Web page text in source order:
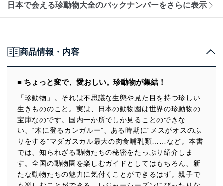
日本で会える珍動物大全のバックナンバーをさらに表示
商品情報・内容
■ ちょっと変で、愛おしい。珍動物が集結！
「珍動物」。それは不思議な生態や見た目を持つ珍しい
生きもののこと。実は、日本の動物園は世界の珍動物の
宝庫なのです。国内一か所でしか見ることのできな
い、“木に登るカンガルー”、ある時期に“メスがオスのふ
りをする”マダガスカル最大の肉食哺乳類……など。本書
では、知られざる動物たちの秘密をたっぷり紹介しま
す。全国の動物園を楽しむガイドとしてはもちろん、新
たな動物たちの魅力に気付くことができるはず。親子で